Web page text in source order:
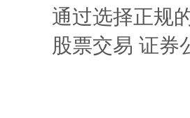
通过选择正规
股票交易 证券